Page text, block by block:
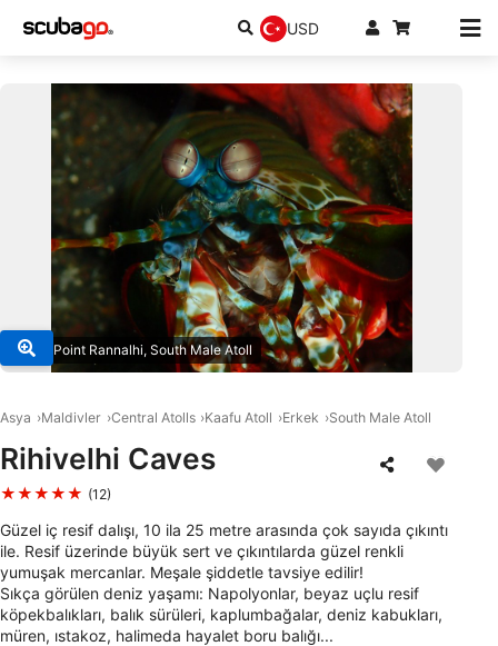
USD
© DivePoint Rannalhi, South Male Atoll
Asya Maldivler Central Atolls Kaafu Atoll Erkek South Male Atoll
Rihivelhi Caves
★★★★★ (12)
Güzel iç resif dalışı, 10 ila 25 metre arasında çok sayıda çıkıntı
ile. Resif üzerinde büyük sert ve çıkıntılarda güzel renkli
yumuşak mercanlar. Meşale şiddetle tavsiye edilir!
Sıkça görülen deniz yaşamı: Napolyonlar, beyaz uçlu resif
köpekbalıkları, balık sürüleri, kaplumbağalar, deniz kabukları,
müren, ıstakoz, halimeda hayalet boru balığı...